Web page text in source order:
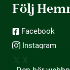
Följ
Facebook
Instagram
X